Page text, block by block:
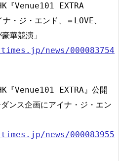
『Venue101 EXTRA
・ジ・エンド、＝LOVE、
華競演」
news/000083754
『Venue101 EXTRA』公開
ンス企画にアイナ・ジ・エン
news/000083955